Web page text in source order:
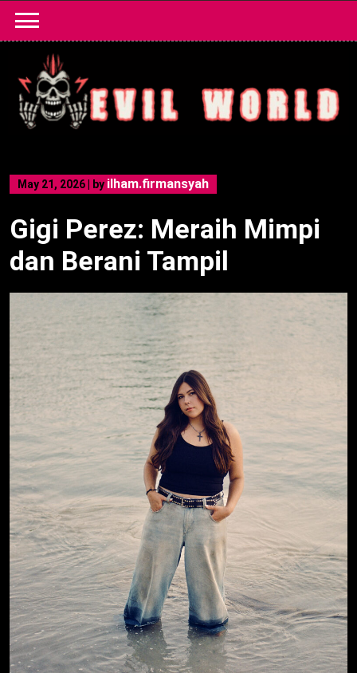
content
May 21, 2026 by ilham.firmansyah
Gigi Perez: Meraih Mimpi
dan Berani Tampil